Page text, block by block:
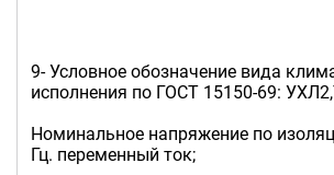
9- Условное обозначение вида
исполнения по ГОCТ 15150-69:
Номинальное напряжение по
Гц. переменный ток;